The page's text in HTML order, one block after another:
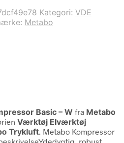
Kategori: VDE
Metabo
Basic – W fra Metabo
Værktøj Elværktøj
Trykluft. Metabo Kompressor